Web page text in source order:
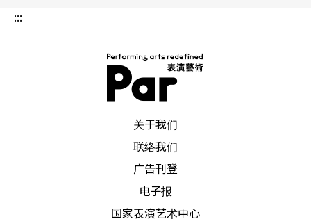
:::
关于我们
联络我们
广告刊登
电子报
国家表演艺术中心